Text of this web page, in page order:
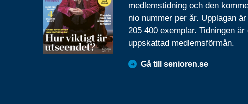
medlemstidning och den
nio nummer per år. Upplagan är
205 400 exemplar. Tidningen är
uppskattad medlemsförmån.
Gå till senioren.se